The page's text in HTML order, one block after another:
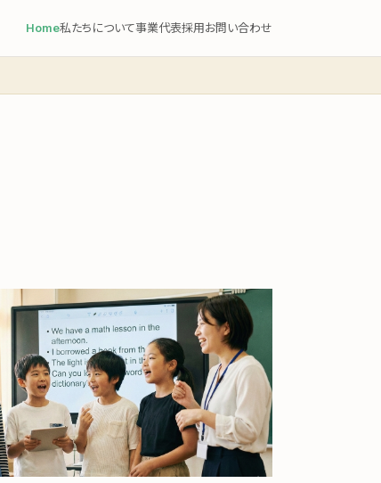
Home私たちについて事業代表採用お問い合わせ